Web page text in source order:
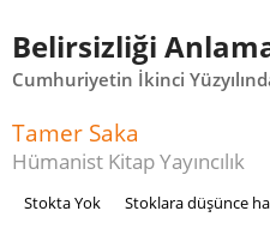
Belirsizliği
Cumhuriyetin İkinci
Tamer Saka
Hümanist Kitap Yayıncılık
Stokta Yok Stoklara düşünce